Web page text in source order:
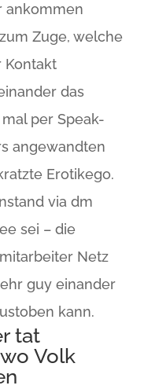
ankommen
Zuge, welche
Kontakt
das
per Speak-
angewandten
Erotikego.
via dm
sei – die
Netz
guy einander
kann.
tat
Volk